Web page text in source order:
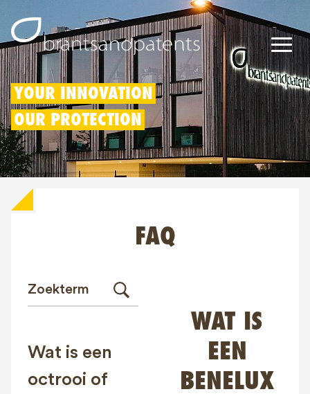
Octrooien
Merken
Modellen
Contact
YOUR INNOVATION
OUR PROTECTION
FAQ
Wat is een
octrooi of
WAT IS
EEN
BENELUX